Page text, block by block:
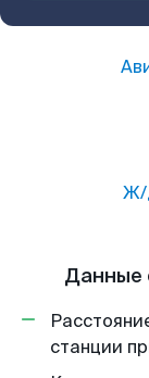
Ж/
Данные
станции